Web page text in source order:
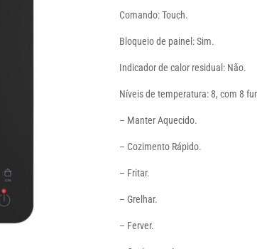
Comando: Touch.
Bloqueio de painel: Sim.
Indicador de calor residual: Não.
Níveis de temperatura: 8, com 8
– Manter Aquecido.
– Cozimento Rápido.
– Fritar.
– Grelhar.
– Ferver.